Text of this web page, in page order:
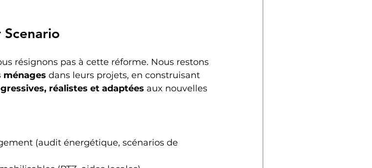
résignons pas à cette réforme. Nous restons
ménages dans leurs projets, en construisant
réalistes et adaptées aux nouvelles
(audit énergétique, scénarios de